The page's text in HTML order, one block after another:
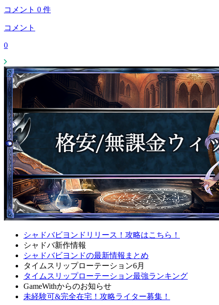
コメント 0 件
コメント
0
シャドバビヨンドリリース！攻略はこちら！
シャドバ新作情報
シャドバビヨンドの最新情報まとめ
タイムスリップローテーション6月
タイムスリップローテーション最強ランキング
GameWithからのお知らせ
未経験可&完全在宅！攻略ライター募集！